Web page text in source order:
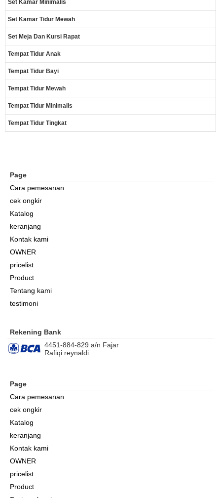
Set Kamar Minimalis
Set Kamar Tidur Mewah
Set Meja Dan Kursi Rapat
Tempat Tidur Anak
Tempat Tidur Bayi
Tempat Tidur Mewah
Tempat Tidur Minimalis
Tempat Tidur Tingkat
Page
Cara pemesanan
cek ongkir
Katalog
keranjang
Kontak kami
OWNER
pricelist
Product
Tentang kami
testimoni
Rekening Bank
4451-884-829 a/n Fajar
Rafiqi reynaldi
Page
Cara pemesanan
cek ongkir
Katalog
keranjang
Kontak kami
OWNER
pricelist
Product